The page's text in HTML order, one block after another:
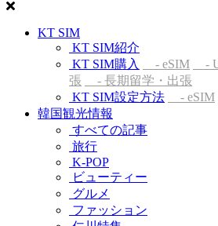
KT SIM
KT SIM紹介
KT SIM購入
- eSIM -
張
- 長期留学・出張
KT SIM設定方法
- eSIM
韓国観光情報
すべての記事
旅行
K-POP
ビューティー
グルメ
ファッション